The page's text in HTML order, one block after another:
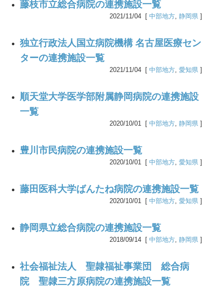
藤枝市立総合病院の連携施設一覧
2021/11/04 [ 中部地方 静岡県 ]
独立行政法人国立病院機構 名古屋医療セン
ターの連携施設一覧
2021/11/04 [ 中部地方 愛知県 ]
順天堂大学医学部附属静岡病院の連携施設
一覧
2020/10/01 [ 中部地方 静岡県 ]
豊川市民病院の連携施設一覧
2020/10/01 [ 中部地方 愛知県 ]
藤田医科大学ばんたね病院の連携施設一覧
2020/10/01 [ 中部地方 愛知県 ]
静岡県立総合病院の連携施設一覧
2018/09/14 [ 中部地方 静岡県 ]
社会福祉法人 聖隷福祉事業団 総合病
院 聖隷三方原病院の連携施設一覧